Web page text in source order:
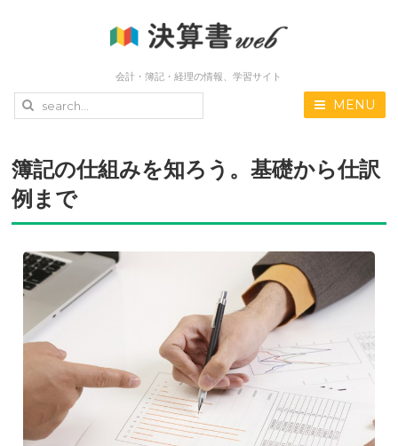
会計・簿記・経理の情報、学習サイト
MENU
簿記の仕組みを知ろう。基礎から仕訳
例まで